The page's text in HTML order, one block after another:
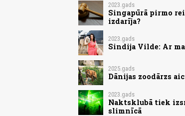
2023.gads
Singapūrā pirmo
izdarīja?
2023.gads
Sindija Vilde: Ar
2025.gads
Dānijas zoodārzs
2023.gads
Naktsklubā tiek
slimnīcā